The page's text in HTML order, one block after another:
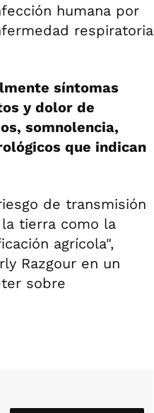
humana por
respiratoria
síntomas
y dolor de
somnolencia,
que indican
de transmisión
tierra como la
agrícola",
Razgour en un
sobre